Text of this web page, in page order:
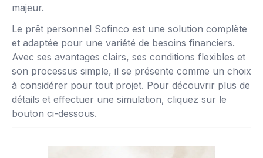
majeur.
Le prêt personnel Sofinco est une solution complète
et adaptée pour une variété de besoins financiers.
Avec ses avantages clairs, ses conditions flexibles et
son processus simple, il se présente comme un choix
à considérer pour tout projet. Pour découvrir plus de
détails et effectuer une simulation, cliquez sur le
bouton ci-dessous.